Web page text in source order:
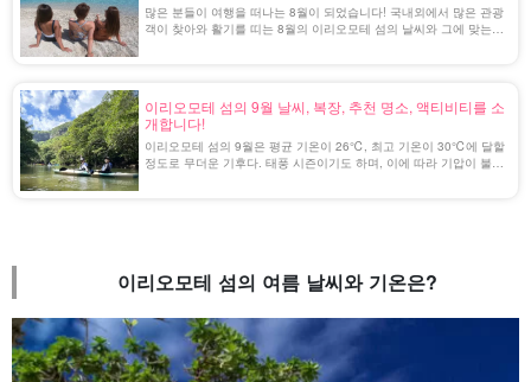
많은 분들이 여행을 떠나는 8월이 되었습니다! 국내외에서 많은 관광
객이 찾아와 활기를 띠는 8월의 이리오모테 섬의 날씨와 그에 맞는
이리오모테 섬의 9월 날씨, 복장, 추천 명소, 액티비티를 소
개합니다!
이리오모테 섬의 9월은 평균 기온이 26℃, 최고 기온이 30℃에 달할
정도로 무더운 기후다. 태풍 시즌이기도 하며, 이에 따라 기압이 불안
이리오모테 섬의 여름 날씨와 기온은?